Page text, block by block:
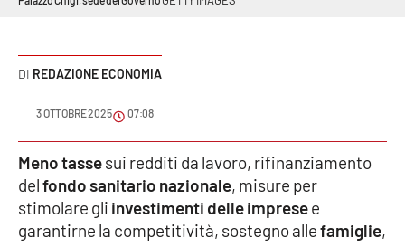
Meteo
VIDEO
Ambiente
REDAZIONE ECONOMIA
3 OTTOBRE 2025 07:08
Meno tassesui redditi da lavoro, rifinanziamento
delfondo sanitario nazionale, misure per
stimolare gli investimenti delle impresee
garantirne la competitività, sostegno allefamiglie,